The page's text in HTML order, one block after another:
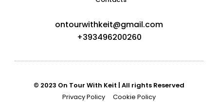
ontourwithkeit@gmail.com
+393496200260
© 2023 On Tour With Keit | All rights Reserved
Privacy Policy
Cookie Policy